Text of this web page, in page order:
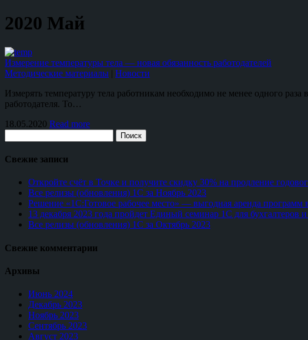
2020 Май
Измерение температуры тела — новая обязанность работодателей
Методические материалы | Новости
Измерять температуру тела работникам необходимо не менее одного
работодателя. То…
18.05.2020 Read more
Поиск
Свежие записи
Откройте счёт в Точке и получите скидку 30% на продление
Все релизы (обновления) 1С за Ноябрь 2023
Решение «1С:Готовое рабочее место» — выгодная аренда программ
13 декабря 2023 года пройдет Единый семинар 1С для бухгалтеров
Все релизы (обновления) 1С за Октябрь 2023
Свежие комментарии
Архивы
Июнь 2024
Декабрь 2023
Ноябрь 2023
Сентябрь 2023
Август 2023